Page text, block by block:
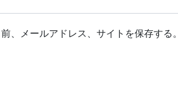
、メールアドレス、サイトを保存する。